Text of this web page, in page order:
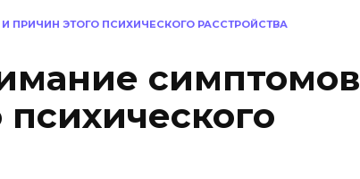
ЭТОГО ПСИХИЧЕСКОГО РАССТРОЙСТВА
симптомов